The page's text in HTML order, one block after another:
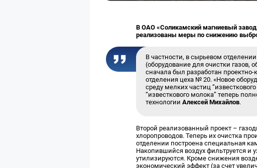
В ОАО «Соликамский магниевый
реализованы меры по снижению
В частности, в сырьевом
(оборудование для очистки газов,
сначала был разработан
отделения цеха № 20. «Новое
среду мелких частиц
“известкового молока” теперь
технологииАлексей Михайлов.
Второй реализованный проект –
хлоропроводов. Теперь их очистка
отделении построена специальная
Накопившийся воздух фильтруется
утилизируются. Кроме снижения
экономический эффект (за счет